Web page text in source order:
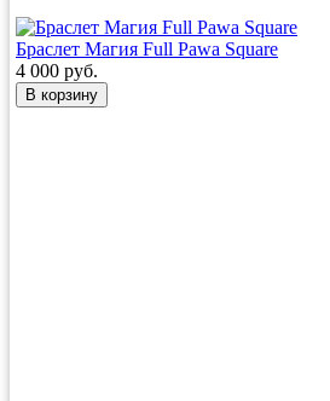
Браслет Магия Full Pawa Square
4 000 руб.